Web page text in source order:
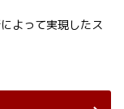
よって実現したス